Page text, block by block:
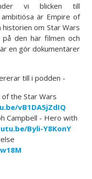
vi blicken till
är Empire of
om Star Wars
den här filmen och
en gör dokumentärer
till i podden -
the Star Wars
vB1DA5jZdIQ
Campbell - Hero with
Byli-Y8KonY